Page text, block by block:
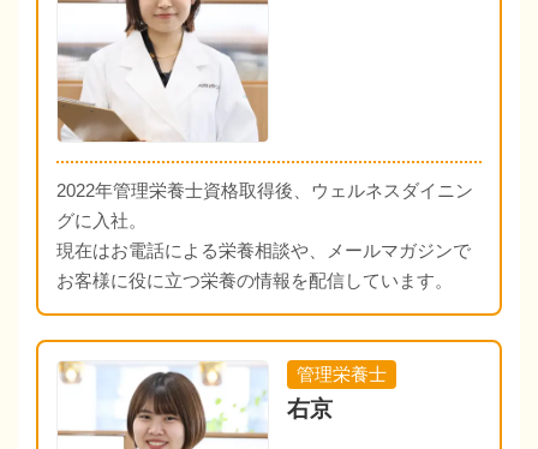
2022年管理栄養士資格取得後、ウェルネスダイニン
グに入社。
現在はお電話による栄養相談や、メールマガジンで
お客様に役に立つ栄養の情報を配信しています。
管理栄養士
右京